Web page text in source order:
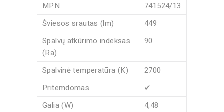
MPN
741524/13
Šviesos srautas (lm)
449
Spalvų atkūrimo indeksas
(Ra)
90
Spalvinė temperatūra (K)
2700
Pritemdomas
✔
Galia (W)
4,48